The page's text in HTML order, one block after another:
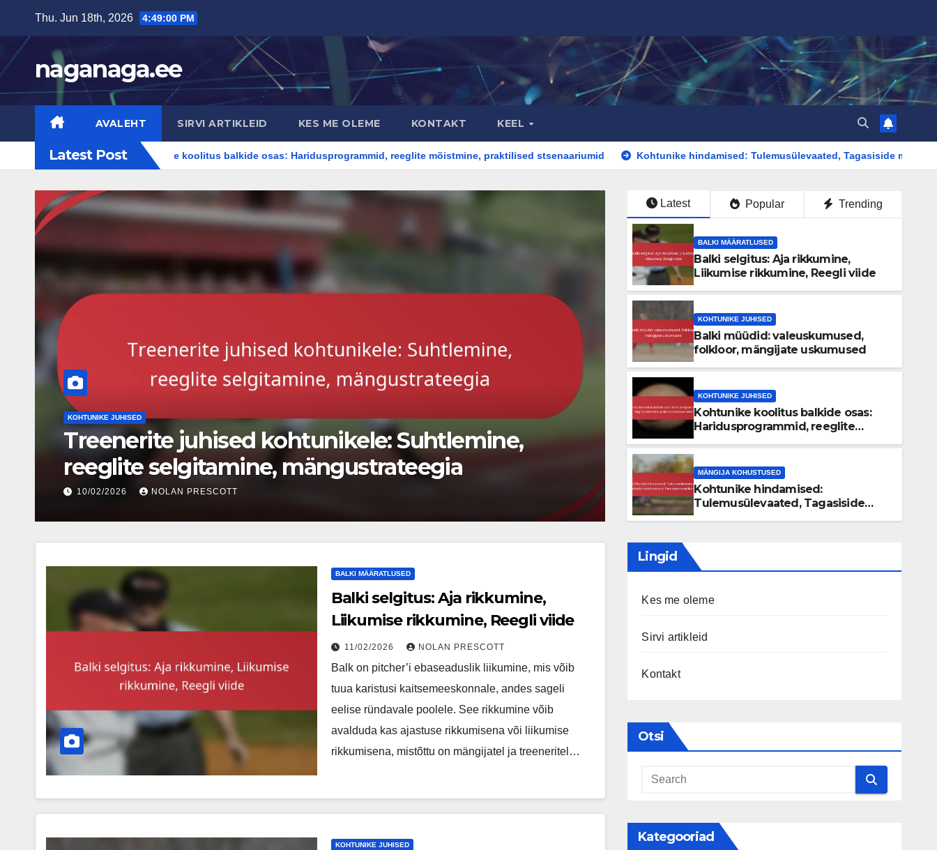
content
Thu. Jun 18th, 2026 4:49:02 PM
naganaga.ee
AVALEHT SIRVI ARTIKLEID KES ME OLEME KONTAKT KEEL
Latest Post
Kohtunike koolitus balkide osas: Haridusprogrammid, reeglite mõistmine, praktilised stsenaariumid Kohtunike hindamised: Tulemusülevaated, Tagasiside mehhanismid,
BALKI MÄÄRATLUSED
Balki selgitus: Aja rikkumine, Liikumise
rikkumine, Reegli viide
11/02/2026 NOLAN PRESCOTT
KOHTUNIKE JUHISED
Balki müüdid:
mängijate uskumused
11/02/2026 NOLAN PRESCOTT
Latest Popular Trending
BALKI MÄÄRATLUSED
Balki selgitus: Aja rikkumine,
Liikumise rikkumine, Reegli viide
KOHTUNIKE JUHISED
Balki müüdid: valeuskumused,
folkloor, mängijate uskumused
KOHTUNIKE JUHISED
Kohtunike koolitus balkide osas:
Haridusprogrammid, reeglite
MÄNGIJA KOHUSTUSED
Kohtunike hindamised:
Tulemusülevaated, Tagasiside
BALKI MÄÄRATLUSED
Balki selgitus: Aja rikkumine,
Liikumise rikkumine, Reegli viide
11/02/2026 NOLAN PRESCOTT
Balk on pitcher’i ebaseaduslik liikumine, mis võib
tuua karistusi kaitsemeeskonnale, andes sageli
eelise ründavale poolele. See rikkumine võib
avalduda kas ajastuse rikkumisena või liikumise
rikkumisena, mistõttu on mängijatel ja treeneritel…
KOHTUNIKE JUHISED
Lingid
Kes me oleme
Sirvi artikleid
Kontakt
Otsi
Kategooriad